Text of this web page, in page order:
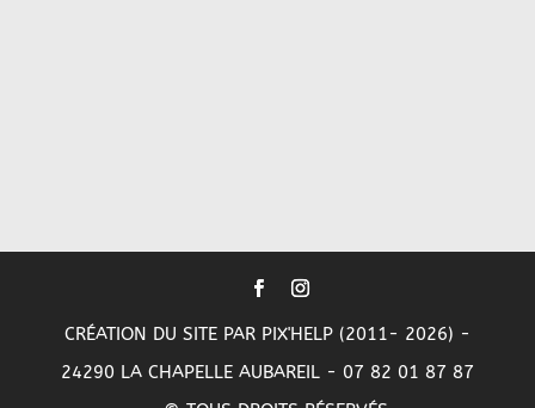
CRÉATION DU SITE PAR PIX'HELP (2011- 2026) -
24290 LA CHAPELLE AUBAREIL - 07 82 01 87 87